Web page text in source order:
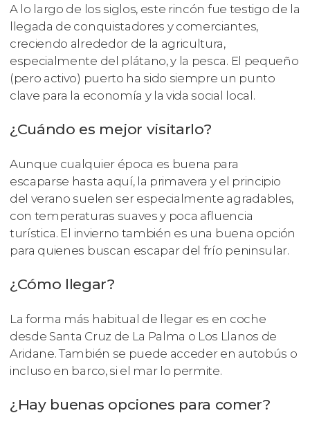
A lo largo de los siglos, este rincón fue testigo de la
llegada de conquistadores y comerciantes,
creciendo alrededor de la agricultura,
especialmente del plátano, y la pesca. El pequeño
(pero activo) puerto ha sido siempre un punto
clave para la economía y la vida social local.
¿Cuándo es mejor visitarlo?
Aunque cualquier época es buena para
escaparse hasta aquí, la primavera y el principio
del verano suelen ser especialmente agradables,
con temperaturas suaves y poca afluencia
turística. El invierno también es una buena opción
para quienes buscan escapar del frío peninsular.
¿Cómo llegar?
La forma más habitual de llegar es en coche
desde Santa Cruz de La Palma o Los Llanos de
Aridane. También se puede acceder en autobús o
incluso en barco, si el mar lo permite.
¿Hay buenas opciones para comer?